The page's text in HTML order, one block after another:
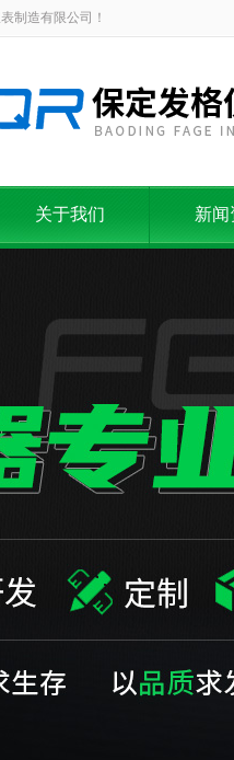
制造有限公司！
关于我们 新闻